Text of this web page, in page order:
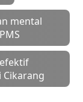
mental